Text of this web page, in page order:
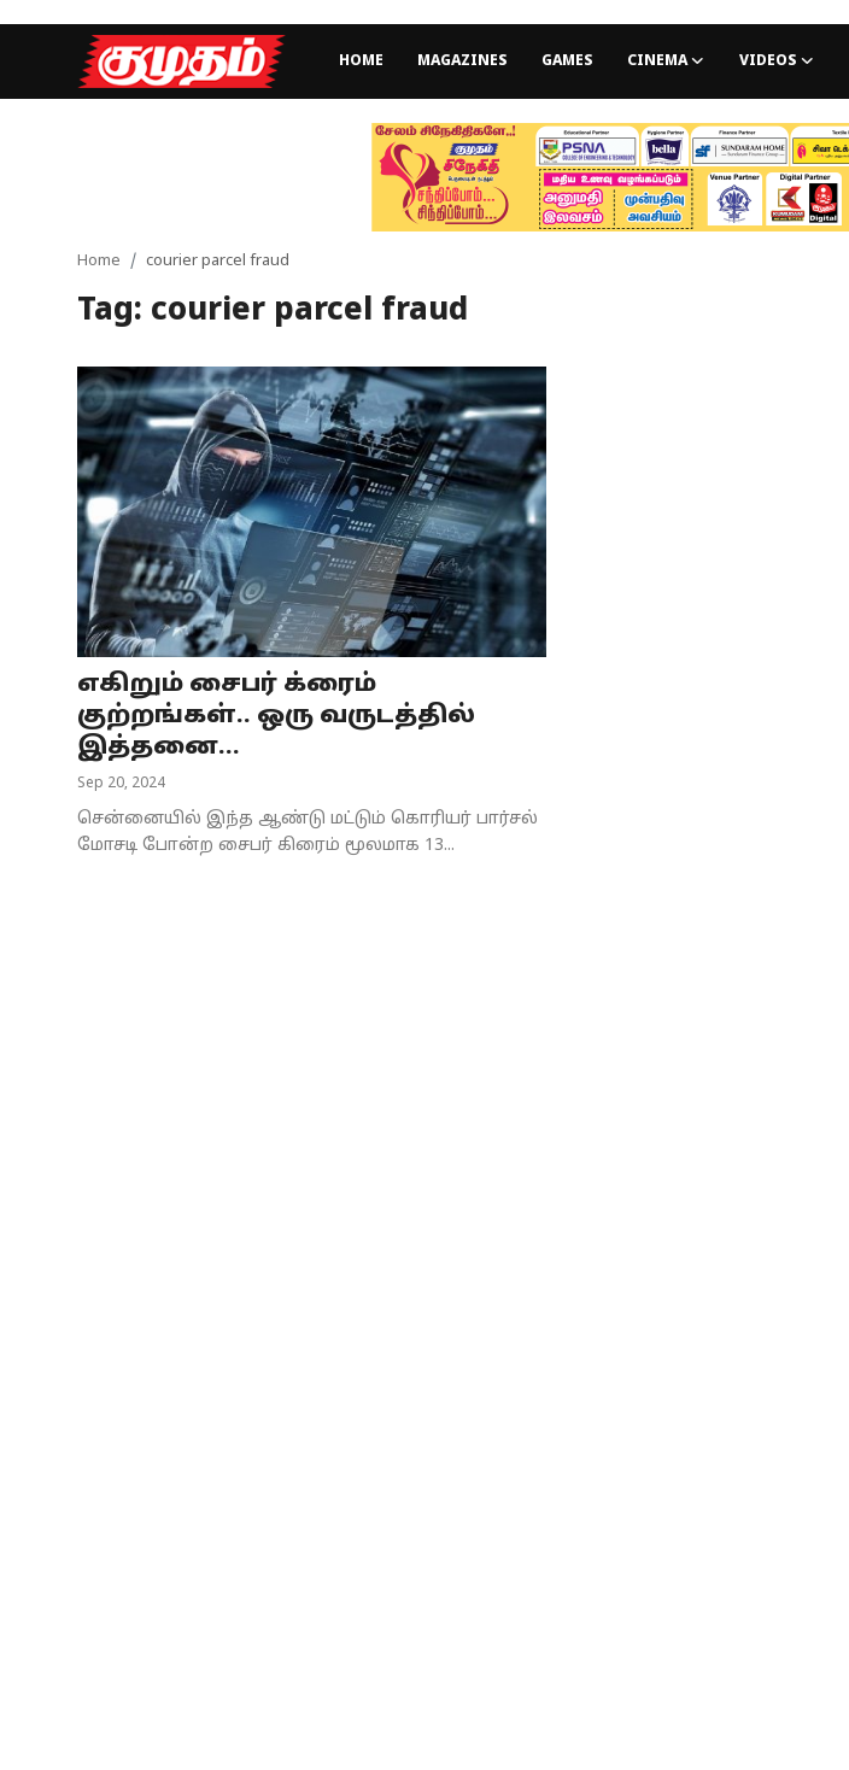
HOME MAGAZINES GAMES CINEMA VIDEOS
Games
Videos
Health
Special Story
Business
Tamilnadu
National
Astrology
Home courier parcel fraud
Tag: courier parcel fraud
எகிறும் சைபர் க்ரைம்
குற்றங்கள்.. ஒரு வருடத்தில்
இத்தனை...
Sep 20, 2024
சென்னையில் இந்த ஆண்டு மட்டும் கொரியர் பார்சல்
மோசடி போன்ற சைபர் கிரைம் மூலமாக 13...